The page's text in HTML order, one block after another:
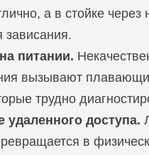
а в стойке через
зависания.
питании.
вызывают
трудно
удаленного доступа.
в